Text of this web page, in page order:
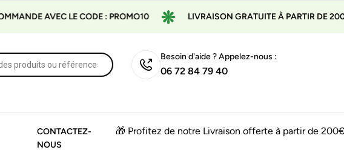
AVEC LE CODE : PROMO10 LIVRAISON GRATUITE À PARTIR DE 200 €
Besoin d'aide ? Appelez-nous :
06 72 84 79 40
CONTACTEZ-
NOUS
🎁 Profitez de notre Livraison offerte à partir de 200€